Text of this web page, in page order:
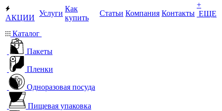
АКЦИИ
Услуги
Как
купить
Статьи Компания Контакты
+
ЕЩЕ
Каталог
Пакеты
Пленки
Одноразовая посуда
Пищевая упаковка